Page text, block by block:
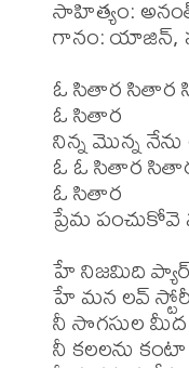
సాహిత్యం:
గానం: యాజిన్,
ఓ సితార సితార
ఓ సితార
నిన్న మొన్న
ఓ ఓ సితార
ఓ సితార
ప్రేమ
హే నిజమిది
హే మన లవ్
నీ సొగసుల మీద
నీ కలలను